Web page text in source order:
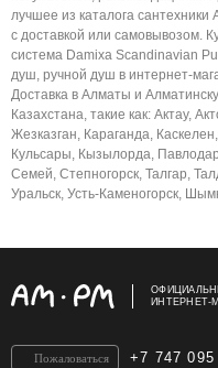
лучшее из каталога сантехники
с доставкой или самовывозом.
система Damixa Scandinavian
душ, ручной душ в интернет-
Доставка в Алматы и
Казахстана, такие как: Актау,
Жезказган, Караганда,
Кульсары, Кызылорда,
Семей, Степногорск, Талгар,
Уральск, Усть-Каменогорск,
ИНТЕРНЕТ-
+7 747 095
Пожаловаться